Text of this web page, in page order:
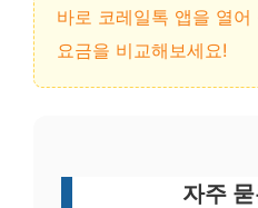
바로 코레일톡 앱을 열
요금을 비교해보세요!
자주